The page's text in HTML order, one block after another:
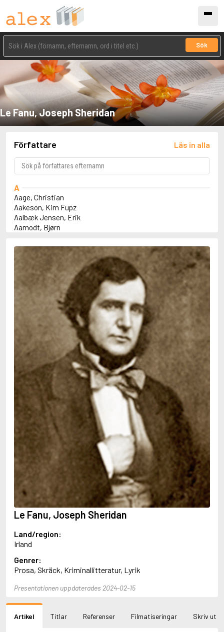
Sök
Le Fanu, Joseph Sheridan
Författare Läs in alla
A
Aage, Christian
Aakeson, Kim Fupz
Aalbæk Jensen, Erik
Aamodt, Bjørn
Abbey, Kieran
Abbot, Anthony
Abbott, Megan
Abdel-Fattah, Randa
Abdolah, Kader
Abé, Kobo
Abedi, Isabel
Abele, Inga
Abgarjan, Narine
Abish, Walter
Aboulela, Leila
Abrahams, Peter (f. 1919)
Abrahams, Peter (f. 1947)
Abrahamson, Emmy
Abse, Dannie
Abu-Jaber, Diana
Abulhawa, Susan
Aburas, Lone
Achebe, Chinua
Achmatova, Anna
Aciman, André
Ackebo, Lena
Acker, Kathy
Ackroyd, Peter
Adam de la Halle
Adamov, Arthur
Adams, Douglas
Adams, Jane
Adams, Richard
Adbåge, Emma
Adbåge, Lisen
Adichie, Chimamanda Ngozi
Adler-Olsen, Jussi
Adlerbeth, Gudmund Jöran
Le Fanu, Joseph Sheridan
Land/region:
Irland
Genrer:
Prosa, Skräck, Kriminallitteratur, Lyrik
Presentationen uppdaterades 2024-02-15
Artikel Titlar Referenser Filmatiseringar Skriv ut